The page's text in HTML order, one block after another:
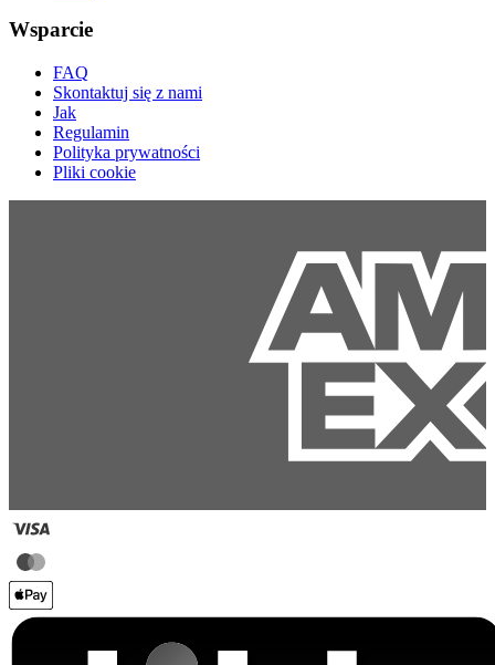
Wsparcie
FAQ
Skontaktuj się z nami
Jak
Regulamin
Polityka prywatności
Pliki cookie